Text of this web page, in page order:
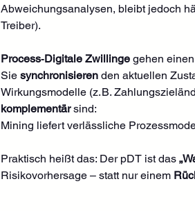
Abweichungsanalysen, bleibt jedoch
Treiber).
Process‑Digitale Zwillinge gehen
Sie synchronisieren den aktuellen
Wirkungsmodelle (z. B.
komplementär sind:
Mining liefert verlässliche
Praktisch heißt das: Der pDT ist das
Risikovorhersage – statt nur einem